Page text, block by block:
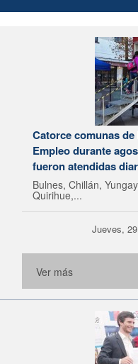
Catorce comunas
Empleo durante
fueron atendidas
Bulnes, Chillán,
Quirihue,...
Jueves,
Ver más